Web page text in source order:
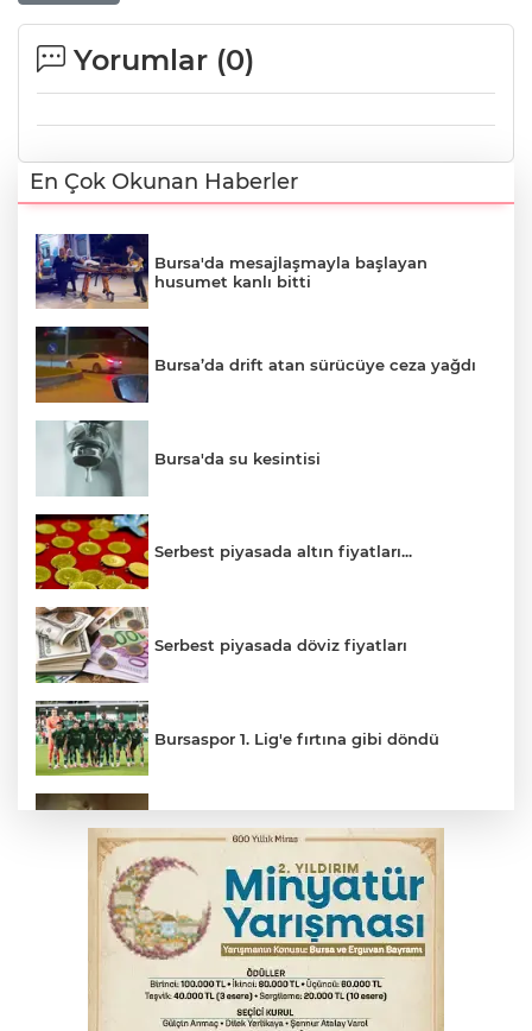
Yorumlar (0)
En Çok Okunan Haberler
Bursa'da mesajlaşmayla başlayan
husumet kanlı bitti
Bursa’da drift atan sürücüye ceza yağdı
Bursa'da su kesintisi
Serbest piyasada altın fiyatları...
Serbest piyasada döviz fiyatları
Bursaspor 1. Lig'e fırtına gibi döndü
Feci kaza yaşlı çifti hayattan kopardı
Gençlerbirliği, Fenerbahçe maçı
hazırlıklarına başladı
Salih Bademci ‘Sesler’le Bursa’da